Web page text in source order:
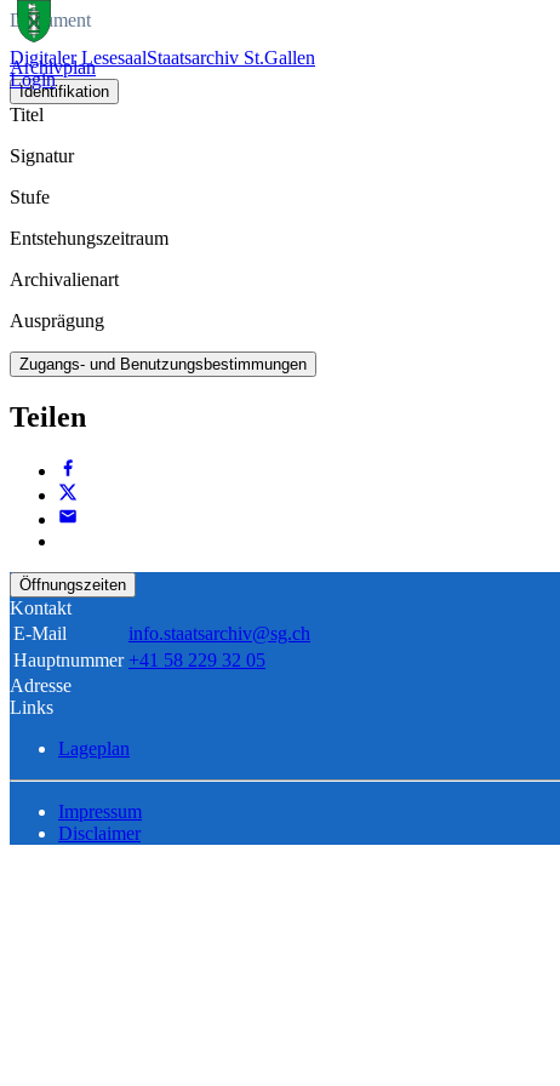
Digitaler LesesaalStaatsarchiv St.Gallen
Login
Dokument
Archivplan
Identifikation
Titel
Signatur
Stufe
Entstehungszeitraum
Archivalienart
Ausprägung
Zugangs- und Benutzungsbestimmungen
Teilen
Öffnungszeiten
Kontakt
E-Mail
info.staatsarchiv@sg.ch
Hauptnummer +41 58 229 32 05
Adresse
Links
Lageplan
Impressum
Disclaimer